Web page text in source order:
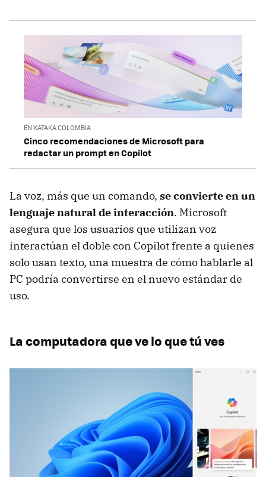
EN XATAKA COLOMBIA
Cinco recomendaciones de Microsoft para
redactar un prompt en Copilot
La voz, más que un comando, se convierte en un
lenguaje natural de interacción. Microsoft
asegura que los usuarios que utilizan voz
interactúan el doble con Copilot frente a quienes
solo usan texto, una muestra de cómo hablarle al
PC podría convertirse en el nuevo estándar de
uso.
La computadora que ve lo que tú ves